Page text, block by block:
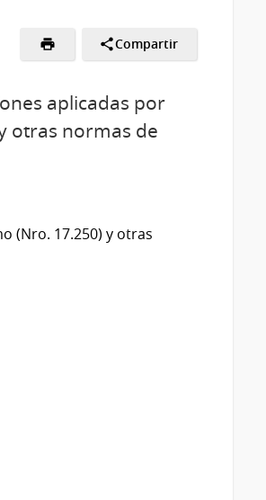
Compartir
aplicadas por
otras normas de
(Nro. 17.250) y otras